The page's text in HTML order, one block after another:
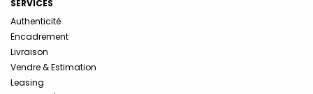
SERVICES
Authenticité
Encadrement
Livraison
Vendre & Estimation
Leasing